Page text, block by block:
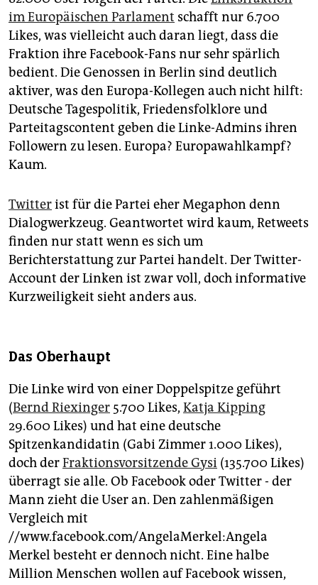
im Europäischen Parlament schafft nur 6.700
Likes, was vielleicht auch daran liegt, dass die
Fraktion ihre Facebook-Fans nur sehr spärlich
bedient. Die Genossen in Berlin sind deutlich
aktiver, was den Europa-Kollegen auch nicht hilft:
Deutsche Tagespolitik, Friedensfolklore und
Parteitagscontent geben die Linke-Admins ihren
Followern zu lesen. Europa? Europawahlkampf?
Kaum.
Twitterist für die Partei eher Megaphon denn
Dialogwerkzeug. Geantwortet wird kaum, Retweets
finden nur statt wenn es sich um
Berichterstattung zur Partei handelt. Der Twitter-
Account der Linken ist zwar voll, doch informative
Kurzweiligkeit sieht anders aus.
Das Oberhaupt
Die Linke wird von einer Doppelspitze geführt
(Bernd Riexinger 5.700 Likes, Katja Kipping
29.600 Likes) und hat eine deutsche
Spitzenkandidatin (Gabi Zimmer 1.000 Likes),
doch derFraktionsvorsitzende Gysi (135.700 Likes)
überragt sie alle. Ob Facebook oder Twitter - der
Mann zieht die User an. Den zahlenmäßigen
Vergleich mit
//www.facebook.com/AngelaMerkel:Angela
Merkel besteht er dennoch nicht. Eine halbe
Million Menschen wollen auf Facebook wissen,